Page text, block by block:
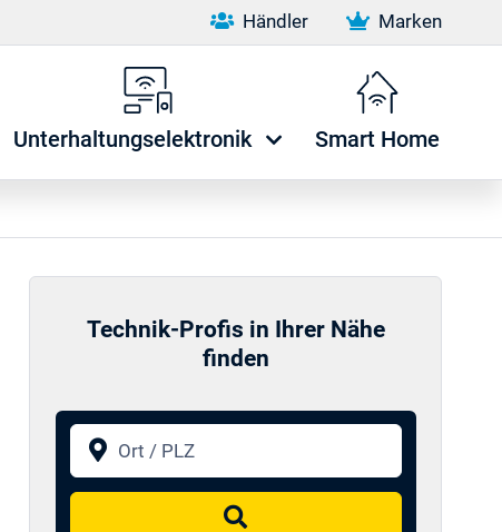
Händler Marken
Unterhaltungselektronik Smart Home
Technik-Profis in Ihrer Nähe
finden
Ort / PLZ
Suchen